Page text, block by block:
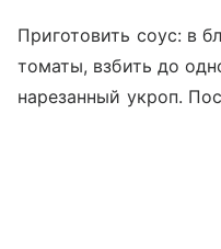
Приготовить соус: в
томаты, взбить до
нарезанный укроп.